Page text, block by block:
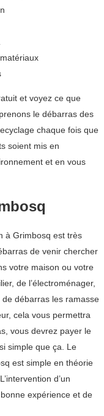
et voyez ce que
le débarras des
chaque fois que
soient mis en
et en vous
à Grimbosq est très
de venir chercher
votre maison ou votre
de l’électroménager,
de débarras les ramasse
cela vous permettra
vous devrez payer le
simple que ça. Le
est simple en théorie
d’un
expérience et de